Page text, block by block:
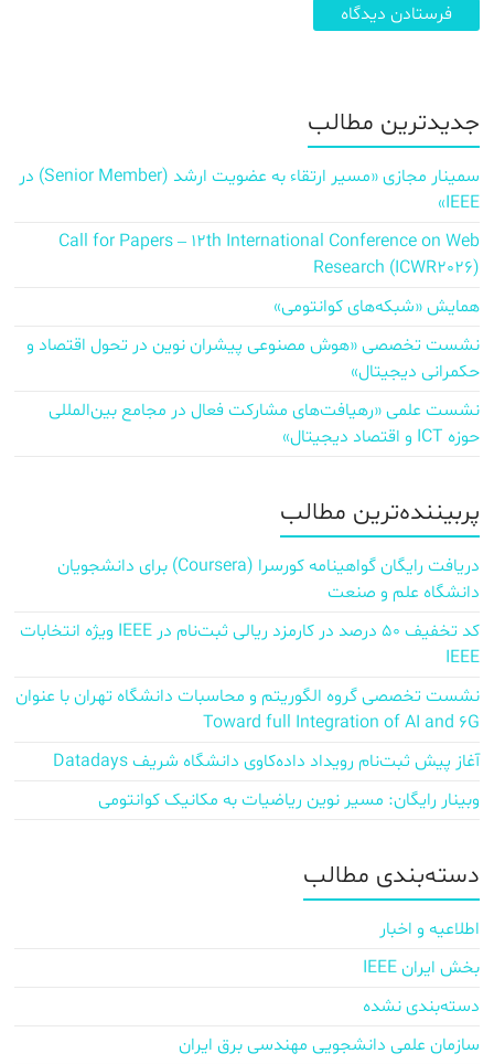
جدیدترین مطالب
سمینار مجازی «مسیر ارتقاء به عضویت ارشد (Senior Member) در
IEEE»
Call for Papers – 12th International Conference on Web
Research (ICWR2026)
همایش «شبکه‌های کوانتومی»
نشست تخصصی «هوش مصنوعی پیشران نوین در تحول اقتصاد و
حکمرانی دیجیتال»
نشست علمی «رهیافت‌های مشارکت فعال در مجامع بین‌المللی
حوزه ICT و اقتصاد دیجیتال»
پربیننده‌ترین مطالب
دریافت رایگان گواهینامه کورسرا (Coursera) برای دانشجویان
دانشگاه علم و صنعت
کد تخفیف ۵۰ درصد در کارمزد ریالی ثبت‌نام در IEEE ویژه انتخابات
IEEE
نشست تخصصی گروه الگوریتم و محاسبات دانشگاه تهران با عنوان
Toward full Integration of AI and 6G
آغاز پیش‌ ثبت‌نام رویداد داده‌کاوی دانشگاه شریف Datadays
وبینار رایگان: مسیر نوین ریاضیات به مکانیک کوانتومی
دسته‌بندی مطالب
اطلاعیه و اخبار
بخش ایران IEEE
دسته‌بندی نشده
سازمان علمی دانشجویی مهندسی برق ایران